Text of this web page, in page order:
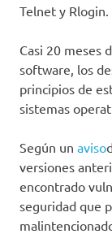
Telnet y Rlogin.
Casi 20 meses
software, los
principios de
sistemas
Según un aviso
versiones
encontrado
seguridad que